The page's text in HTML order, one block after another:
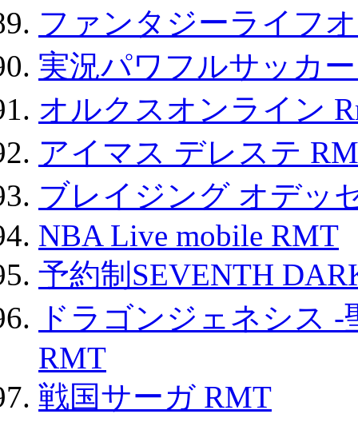
ファンタジーライフ
実況パワフルサッカ
オルクスオンライン
アイマス デレステ
ブレイジング オデッ
NBA Live mobile RMT
予約制SEVENTH
ドラゴンジェネシス
RMT
戦国サーガ RMT